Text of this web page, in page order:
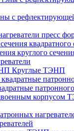
с
пресс
квадратного
круглого
Круглые ТЭНП